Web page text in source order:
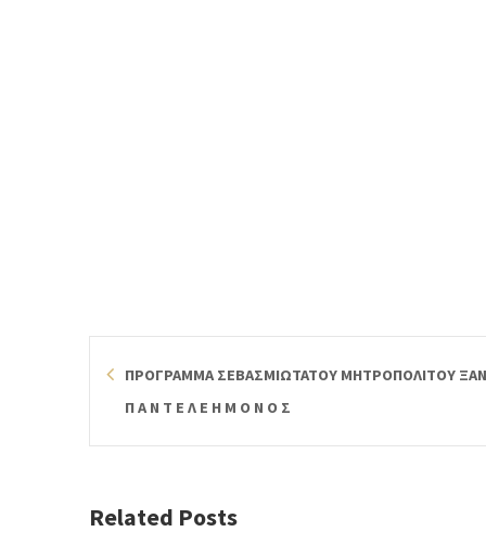
ΠΡΟΓΡΑΜΜΑ ΣΕΒΑΣΜΙΩΤΑΤΟΥ ΜΗΤΡΟΠΟΛΙΤΟΥ
Π Α Ν Τ Ε Λ Ε Η Μ Ο Ν Ο Σ
Related Posts